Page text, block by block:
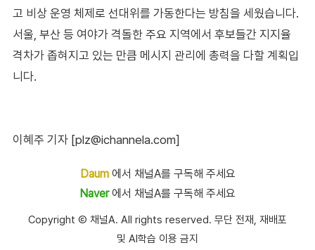
고 비상 운영 체제로 선대위를 가동한다는 방침을 세웠습니다.
서울, 부산 등 여야가 격돌한 주요 지역에서 후보들간 지지율
격차가 좁혀지고 있는 만큼 메시지 관리에 총력을 다할 계획입
니다.
이혜주 기자 [plz@ichannela.com]
Daum에서 채널A를 구독해 주세요
Naver에서 채널A를 구독해 주세요
Copyright Ⓒ 채널A. All rights reserved. 무단 전재, 재배포
및 AI학습 이용 금지